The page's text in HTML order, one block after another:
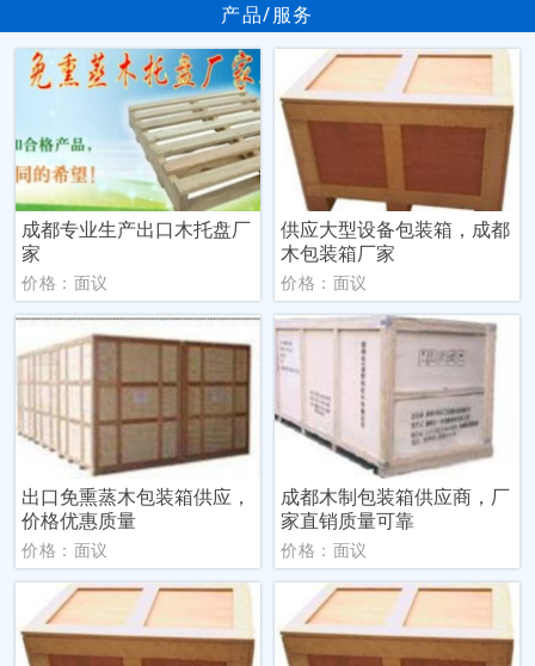
产品/服务
成都专业生产出口木托盘厂
家
价格：面议
供应大型设备包装箱，成都
木包装箱厂家
价格：面议
出口免熏蒸木包装箱供应，
价格优惠质量
价格：面议
成都木制包装箱供应商，厂
家直销质量可靠
价格：面议